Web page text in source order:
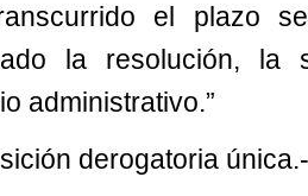
el plazo
la resolución, la
administrativo.”
derogatoria